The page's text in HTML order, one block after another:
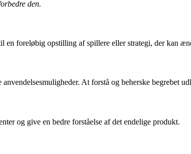
den.
en foreløbig opstilling af spillere eller strategi, der kan
At forstå og beherske begrebet
og give en bedre forståelse af det endelige produkt.